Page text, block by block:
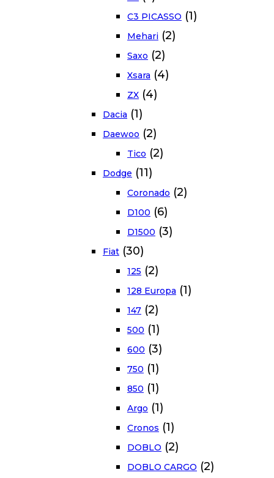
C3 PICASSO (1)
Mehari (2)
Saxo (2)
Xsara (4)
ZX (4)
Dacia (1)
Daewoo (2)
Tico (2)
Dodge (11)
Coronado (2)
D100 (6)
D1500 (3)
Fiat (30)
125 (2)
128 Europa (1)
147 (2)
500 (1)
600 (3)
750 (1)
850 (1)
Argo (1)
Cronos (1)
DOBLO (2)
DOBLO CARGO (2)